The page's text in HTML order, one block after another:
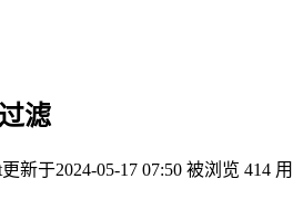
滤
更新于2024-05-17 07:50 被浏览 414 用